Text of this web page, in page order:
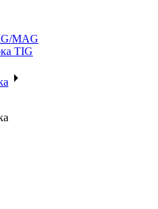
MAG
TIG